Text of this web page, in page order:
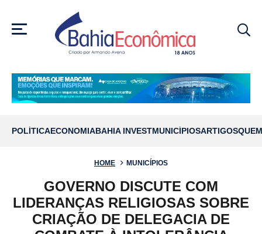
MENU
POLÍTICAECONOMIABAHIA INVESTMUNICÍPIOSARTIGOS
HOME MUNICÍPIOS
GOVERNO DISCUTE COM
LIDERANÇAS RELIGIOSAS SOBRE
CRIAÇÃO DE DELEGACIA DE